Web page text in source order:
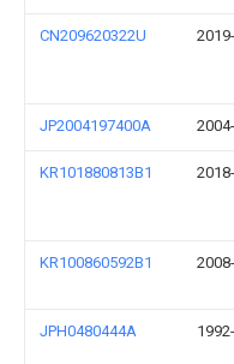
CN209620322U
JP2004197400A
KR101880813B1
KR100860592B1
JPH0480444A